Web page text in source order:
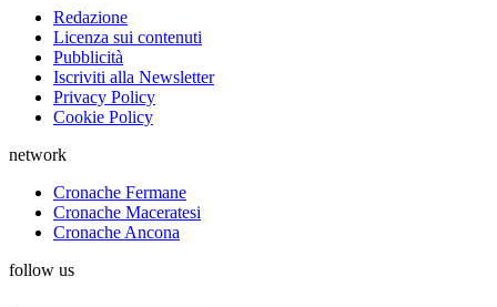
Redazione
Licenza sui contenuti
Pubblicità
Iscriviti alla Newsletter
Privacy Policy
Cookie Policy
network
Cronache Fermane
Cronache Maceratesi
Cronache Ancona
follow us